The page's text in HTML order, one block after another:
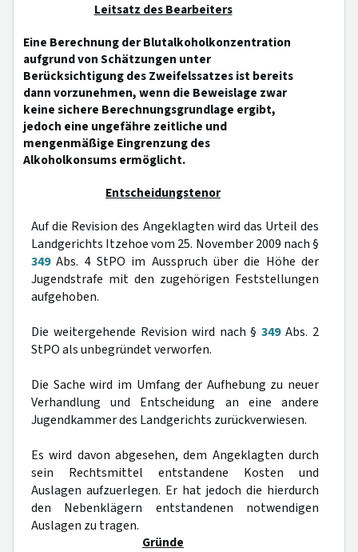
Leitsatz des Bearbeiters
Eine Berechnung der Blutalkoholkonzentration
aufgrund von Schätzungen unter
Berücksichtigung des Zweifelssatzes ist bereits
dann vorzunehmen, wenn die Beweislage zwar
keine sichere Berechnungsgrundlage ergibt,
jedoch eine ungefähre zeitliche und
mengenmäßige Eingrenzung des
Alkoholkonsums ermöglicht.
Entscheidungstenor
Auf die Revision des Angeklagten wird das Urteil des
Landgerichts Itzehoe vom 25. November 2009 nach §
349Abs. 4 StPO im Ausspruch über die Höhe der
Jugendstrafe mit den zugehörigen Feststellungen
aufgehoben.
Die weitergehende Revision wird nach §349Abs. 2
StPO als unbegründet verworfen.
Die Sache wird im Umfang der Aufhebung zu neuer
Verhandlung und Entscheidung an eine andere
Jugendkammer des Landgerichts zurückverwiesen.
Es wird davon abgesehen, dem Angeklagten durch
sein Rechtsmittel entstandene Kosten und
Auslagen aufzuerlegen. Er hat jedoch die hierdurch
den Nebenklägern entstandenen notwendigen
Auslagen zu tragen.
Gründe